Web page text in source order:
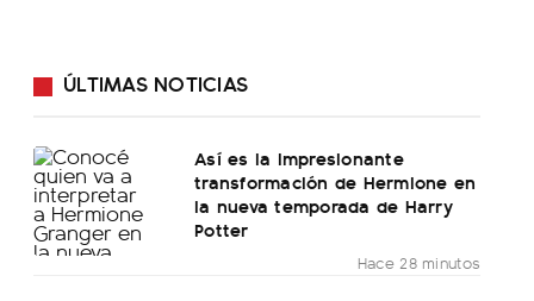
ÚLTIMAS NOTICIAS
Así es la impresionante
transformación de Hermione en
la nueva temporada de Harry
Potter
Hace 28 minutos